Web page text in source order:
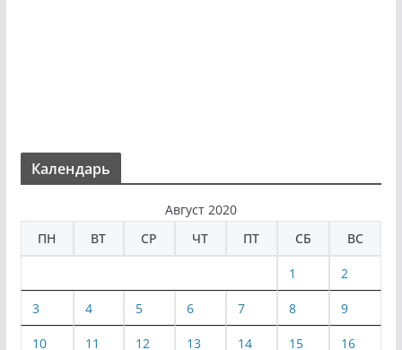
Календарь
Август 2020
ПН
ВТ СР ЧТ ПТ СБ ВС
1 2
3 4 5 6 7 8 9
10 11 12 13 14 15 16